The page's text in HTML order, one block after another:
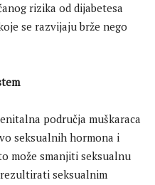
rizika od dijabetesa
se razvijaju brže nego
područja muškaraca
seksualnih hormona i
može smanjiti seksualnu
seksualnim